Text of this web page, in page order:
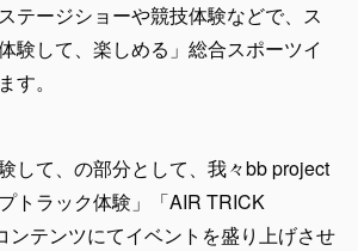
テージショーや競技体験などで、ス
験して、楽しめる」総合スポーツイ
す。
して、の部分として、我々bb project
トラック体験」「AIR TRICK
ンテンツにてイベントを盛り上げさせ